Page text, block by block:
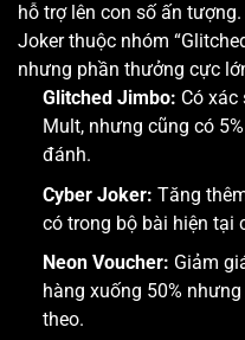
hỗ trợ lên con số ấn
Joker thuộc nhóm
nhưng phần thưởng cực
Glitched Jimbo: Có xác
Mult, nhưng cũng có
đánh.
Cyber Joker: Tăng
có trong bộ bài hiện tại
Neon Voucher: Giảm
hàng xuống 50%
theo.